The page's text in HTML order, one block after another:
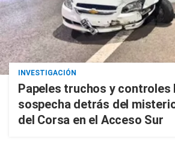
INVESTIGACIÓN
Papeles truchos y controles
sospecha detrás del
del Corsa en el Acceso Sur